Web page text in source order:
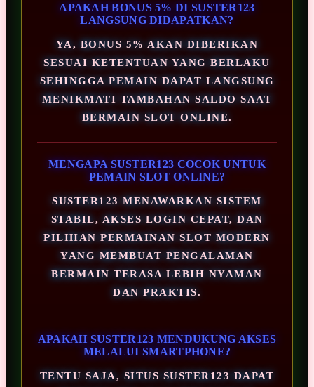
APAKAH BONUS 5% DI SUSTER123
LANGSUNG DIDAPATKAN?
YA, BONUS 5% AKAN DIBERIKAN
SESUAI KETENTUAN YANG BERLAKU
SEHINGGA PEMAIN DAPAT LANGSUNG
MENIKMATI TAMBAHAN SALDO SAAT
BERMAIN SLOT ONLINE.
MENGAPA SUSTER123 COCOK UNTUK
PEMAIN SLOT ONLINE?
SUSTER123 MENAWARKAN SISTEM
STABIL, AKSES LOGIN CEPAT, DAN
PILIHAN PERMAINAN SLOT MODERN
YANG MEMBUAT PENGALAMAN
BERMAIN TERASA LEBIH NYAMAN
DAN PRAKTIS.
APAKAH SUSTER123 MENDUKUNG AKSES
MELALUI SMARTPHONE?
TENTU SAJA, SITUS SUSTER123 DAPAT